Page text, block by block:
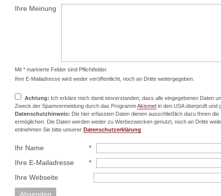
Ihre Meinung
Mit * markierte Felder sind Pflichtfelder.
Ihre E-Mailadresse wird weder veröffentlicht, noch an Dritte weitergegeben.
Achtung: Ich erkläre mich damit einverstanden, dass alle eingegebenen Daten
Zweck der Spamvermeidung durch das ProgrammAkismet in den USA überprüft und
Datenschutzhinweis: Die hier erfassten Daten dienen ausschließlich dazu Ihnen
ermöglichen. Die Daten werden weder zu Werbezwecken genutzt, noch an Dritte
entnehmen Sie bitte unserer Datenschutzerklärung
Ihr Name
*
Ihre E-Mailadresse
*
Ihre Webseite